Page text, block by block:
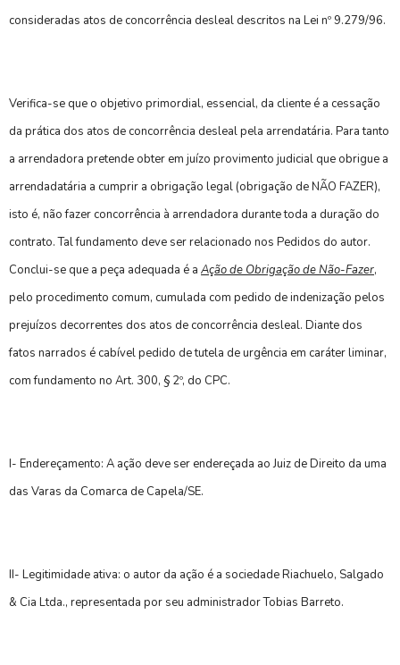
consideradas atos de concorrência desleal descritos na Lei nº 9.279/96.
Verifica-se que o objetivo primordial, essencial, da cliente é a cessação
da prática dos atos de concorrência desleal pela arrendatária. Para tanto
a arrendadora pretende obter em juízo provimento judicial que obrigue a
arrendadatária a cumprir a obrigação legal (obrigação de NÃO FAZER),
isto é, não fazer concorrência à arrendadora durante toda a duração do
contrato. Tal fundamento deve ser relacionado nos Pedidos do autor.
Conclui-se que a peça adequada é a Ação de Obrigação de Não-Fazer,
pelo procedimento comum, cumulada com pedido de indenização pelos
prejuízos decorrentes dos atos de concorrência desleal. Diante dos
fatos narrados é cabível pedido de tutela de urgência em caráter liminar,
com fundamento no Art. 300, § 2º, do CPC.
I- Endereçamento: A ação deve ser endereçada ao Juiz de Direito da uma
das Varas da Comarca de Capela/SE.
II- Legitimidade ativa: o autor da ação é a sociedade Riachuelo, Salgado
& Cia Ltda., representada por seu administrador Tobias Barreto.